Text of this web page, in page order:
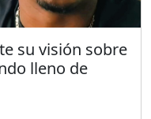
su visión sobre
lleno de